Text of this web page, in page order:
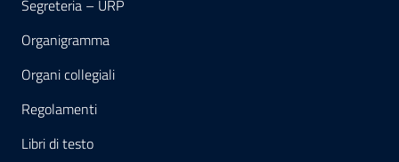
Segreteria – URP
Organigramma
Organi collegiali
Regolamenti
Libri di testo